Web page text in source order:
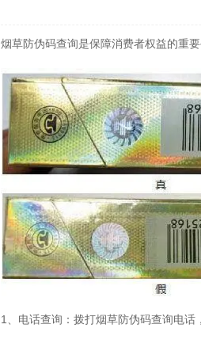
烟草防伪码查询是保障消费者权益的重
1、电话查询：拨打烟草防伪码查询电话